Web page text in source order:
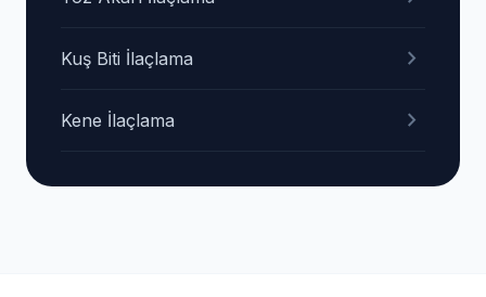
Kuş Biti İlaçlama chevron_right
Kene İlaçlama chevron_right